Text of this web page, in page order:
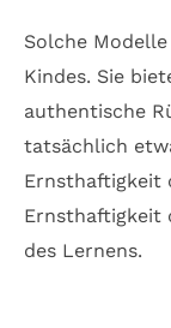
Solche
Kindes. Sie
authentische
tatsächlich
Ernsthaftigkeit
Ernsthaftigkeit
des Lernens.